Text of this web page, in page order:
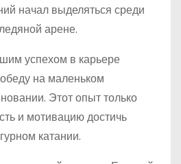
начал выделяться среди
арене.
успехом в карьере
на маленьком
Этот опыт только
и мотивацию достичь
катании.